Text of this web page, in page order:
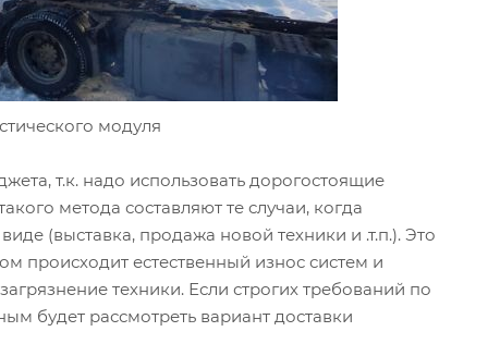
модуля
т.к. надо использовать дорогостоящие
метода составляют те случаи, когда
(выставка, продажа новой техники и .т.п.). Это
происходит естественный износ систем и
техники. Если строгих требований по
будет рассмотреть вариант доставки